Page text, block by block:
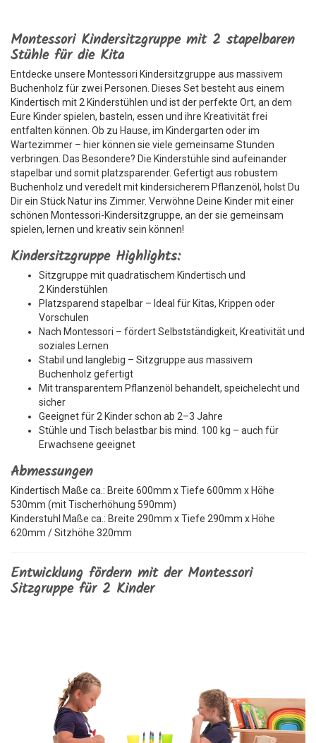
Montessori Kindersitzgruppe mit 2 stapelbaren
Stühle für die Kita
Entdecke unsere Montessori Kindersitzgruppe aus massivem
Buchenholz für zwei Personen. Dieses Set besteht aus einem
Kindertisch mit 2 Kinderstühlen und ist der perfekte Ort, an dem
Eure Kinder spielen, basteln, essen und ihre Kreativität frei
entfalten können. Ob zu Hause, im Kindergarten oder im
Wartezimmer – hier können sie viele gemeinsame Stunden
verbringen. Das Besondere? Die Kinderstühle sind aufeinander
stapelbar und somit platzsparender. Gefertigt aus robustem
Buchenholz und veredelt mit kindersicherem Pflanzenöl, holst Du
Dir ein Stück Natur ins Zimmer. Verwöhne Deine Kinder mit einer
schönen Montessori-Kindersitzgruppe, an der sie gemeinsam
spielen, lernen und kreativ sein können!
Kindersitzgruppe Highlights:
Sitzgruppe mit quadratischem Kindertisch und
2 Kinderstühlen
Platzsparend stapelbar – Ideal für Kitas, Krippen oder
Vorschulen
Nach Montessori – fördert Selbstständigkeit, Kreativität und
soziales Lernen
Stabil und langlebig – Sitzgruppe aus massivem
Buchenholz gefertigt
Mit transparentem Pflanzenöl behandelt, speichelecht und
sicher
Geeignet für 2 Kinder schon ab 2–3 Jahre
Stühle und Tisch belastbar bis mind. 100 kg – auch für
Erwachsene geeignet
Abmessungen
Kindertisch Maße ca.: Breite 600mm x Tiefe 600mm x Höhe
530mm (mit Tischerhöhung 590mm)
Kinderstuhl Maße ca.: Breite 290mm x Tiefe 290mm x Höhe
620mm / Sitzhöhe 320mm
Entwicklung fördern mit der Montessori
Sitzgruppe für 2 Kinder